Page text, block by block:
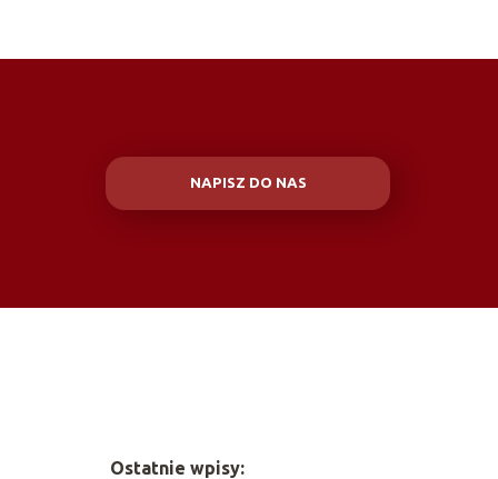
NAPISZ DO NAS
Ostatnie wpisy: